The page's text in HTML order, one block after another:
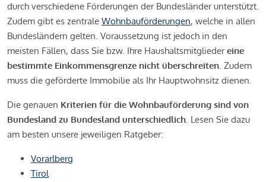
durch verschiedene Förderungen der Bundesländer unterstützt.
Zudem gibt es zentrale Wohnbauförderungen, welche in allen
Bundesländern gelten. Voraussetzung ist jedoch in den
meisten Fällen, dass Sie bzw. Ihre Haushaltsmitgliedereine
bestimmte Einkommensgrenze nicht überschreiten. Zudem
muss die geförderte Immobilie als Ihr Hauptwohnsitz dienen.
Die genauen Kriterien für die Wohnbauförderung sind von
Bundesland zu Bundesland unterschiedlich. Lesen Sie dazu
am besten unsere jeweiligen Ratgeber:
Vorarlberg
Tirol